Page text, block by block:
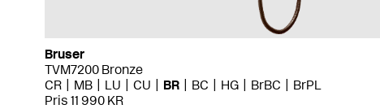
Bruser
TVM7200 Bronze
CR
MB LU CU BR BC HG BrBC
BrPL
Pris 11 990 KR